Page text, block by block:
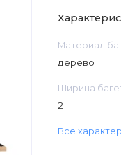
Материал
дерево
Ширина
2
Все